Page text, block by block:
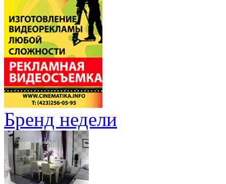
Бренд недели